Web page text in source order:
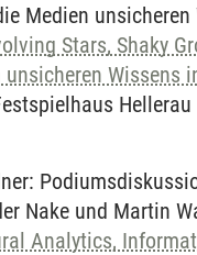
Medien unsicheren
Stars, Shaky
Wissens
Hellerau
Nake und Martin
Analytics,